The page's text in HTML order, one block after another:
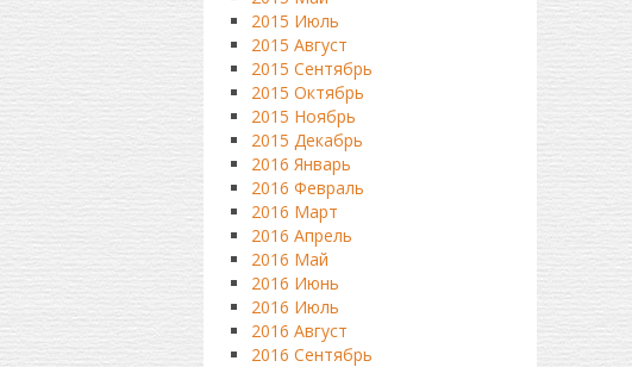
2015 Июль
2015 Август
2015 Сентябрь
2015 Октябрь
2015 Ноябрь
2015 Декабрь
2016 Январь
2016 Февраль
2016 Март
2016 Апрель
2016 Май
2016 Июнь
2016 Июль
2016 Август
2016 Сентябрь